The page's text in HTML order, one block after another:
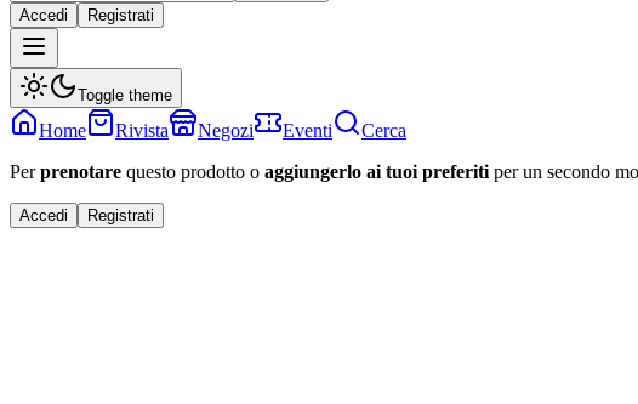
Accedi
Registrati
Toggle theme
Home Rivista Negozi Eventi
Cerca
Perprenotare questo prodotto o aggiungerlo ai tuoi preferiti per un secondo
Accedi Registrati